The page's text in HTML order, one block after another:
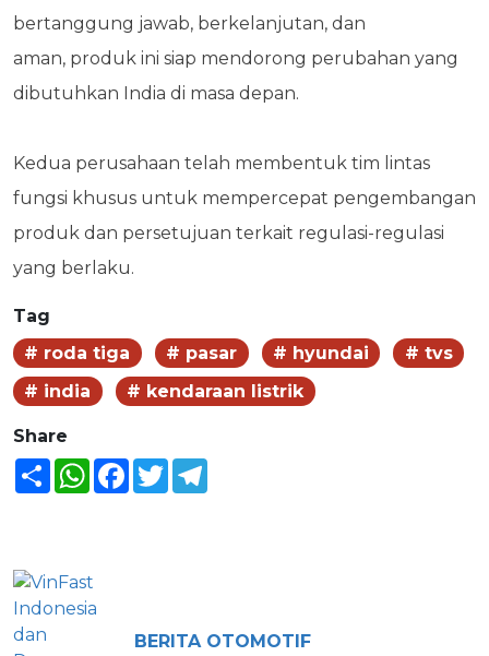
bertanggung jawab, berkelanjutan, dan
aman, produk ini siap mendorong perubahan yang
dibutuhkan India di masa depan.
Kedua perusahaan telah membentuk tim lintas
fungsi khusus untuk mempercepat pengembangan
produk dan persetujuan terkait regulasi-regulasi
yang berlaku.
Tag
# roda tiga
# pasar # hyundai
# tvs
# india
# kendaraan listrik
Share
Share WhatsAppFacebook
Twitter
BERITA OTOMOTIF